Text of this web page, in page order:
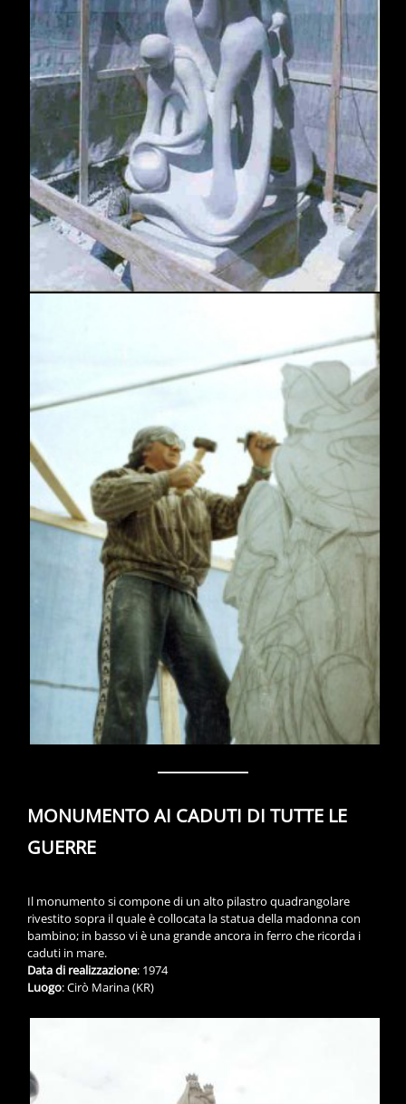
MONUMENTO AI CADUTI DI TUTTE LE
GUERRE
Il monumento si compone di un alto pilastro quadrangolare
rivestito sopra il quale è collocata la statua della madonna con
bambino; in basso vi è una grande ancora in ferro che ricorda i
caduti in mare.
Data di realizzazione: 1974
Luogo: Cirò Marina (KR)